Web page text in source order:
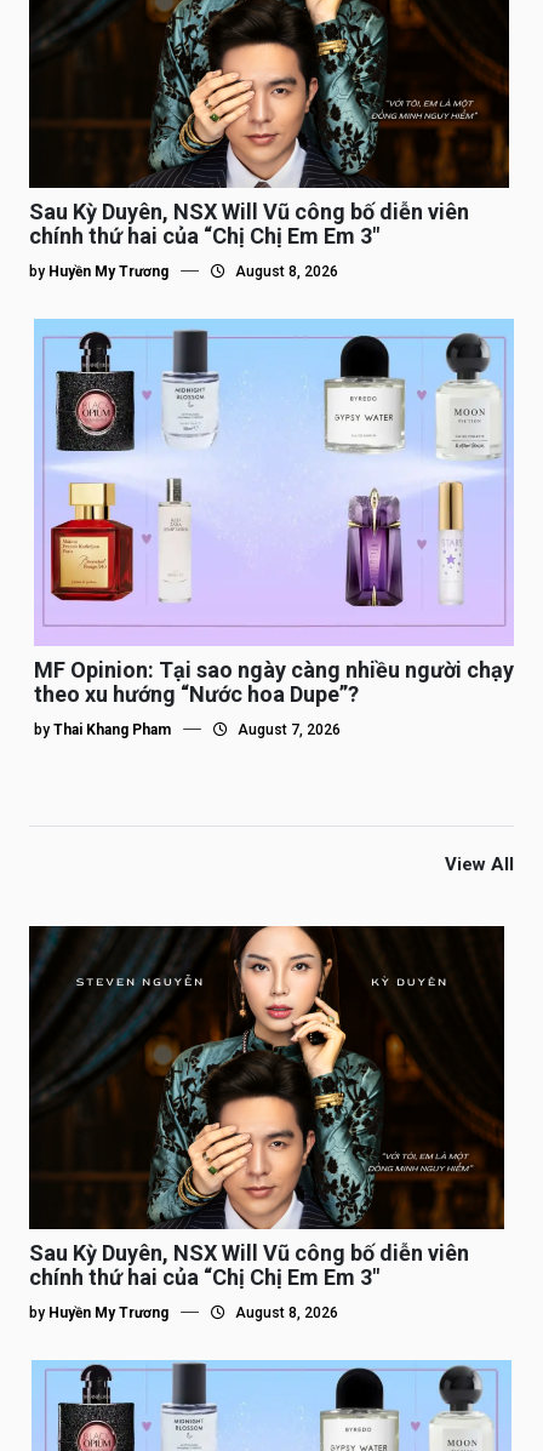
Sau Kỳ Duyên, NSX Will Vũ công bố diễn viên
chính thứ hai của “Chị Chị Em Em 3″
by Huyền My Trương August 8, 2026
MF Opinion: Tại sao ngày càng nhiều người chạy
theo xu hướng “Nước hoa Dupe”?
by Thai Khang Pham August 7, 2026
View All
Sau Kỳ Duyên, NSX Will Vũ công bố diễn viên
chính thứ hai của “Chị Chị Em Em 3″
by Huyền My Trương August 8, 2026